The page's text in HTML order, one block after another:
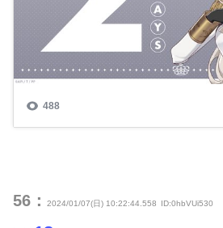
56： 2024/01/07(日) 10:22:44.558 ID:0hbVUi530